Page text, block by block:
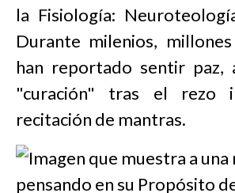
la Fisiología:
Durante milenios,
han reportado sentir paz,
"curación" tras el rezo
recitación de mantras.